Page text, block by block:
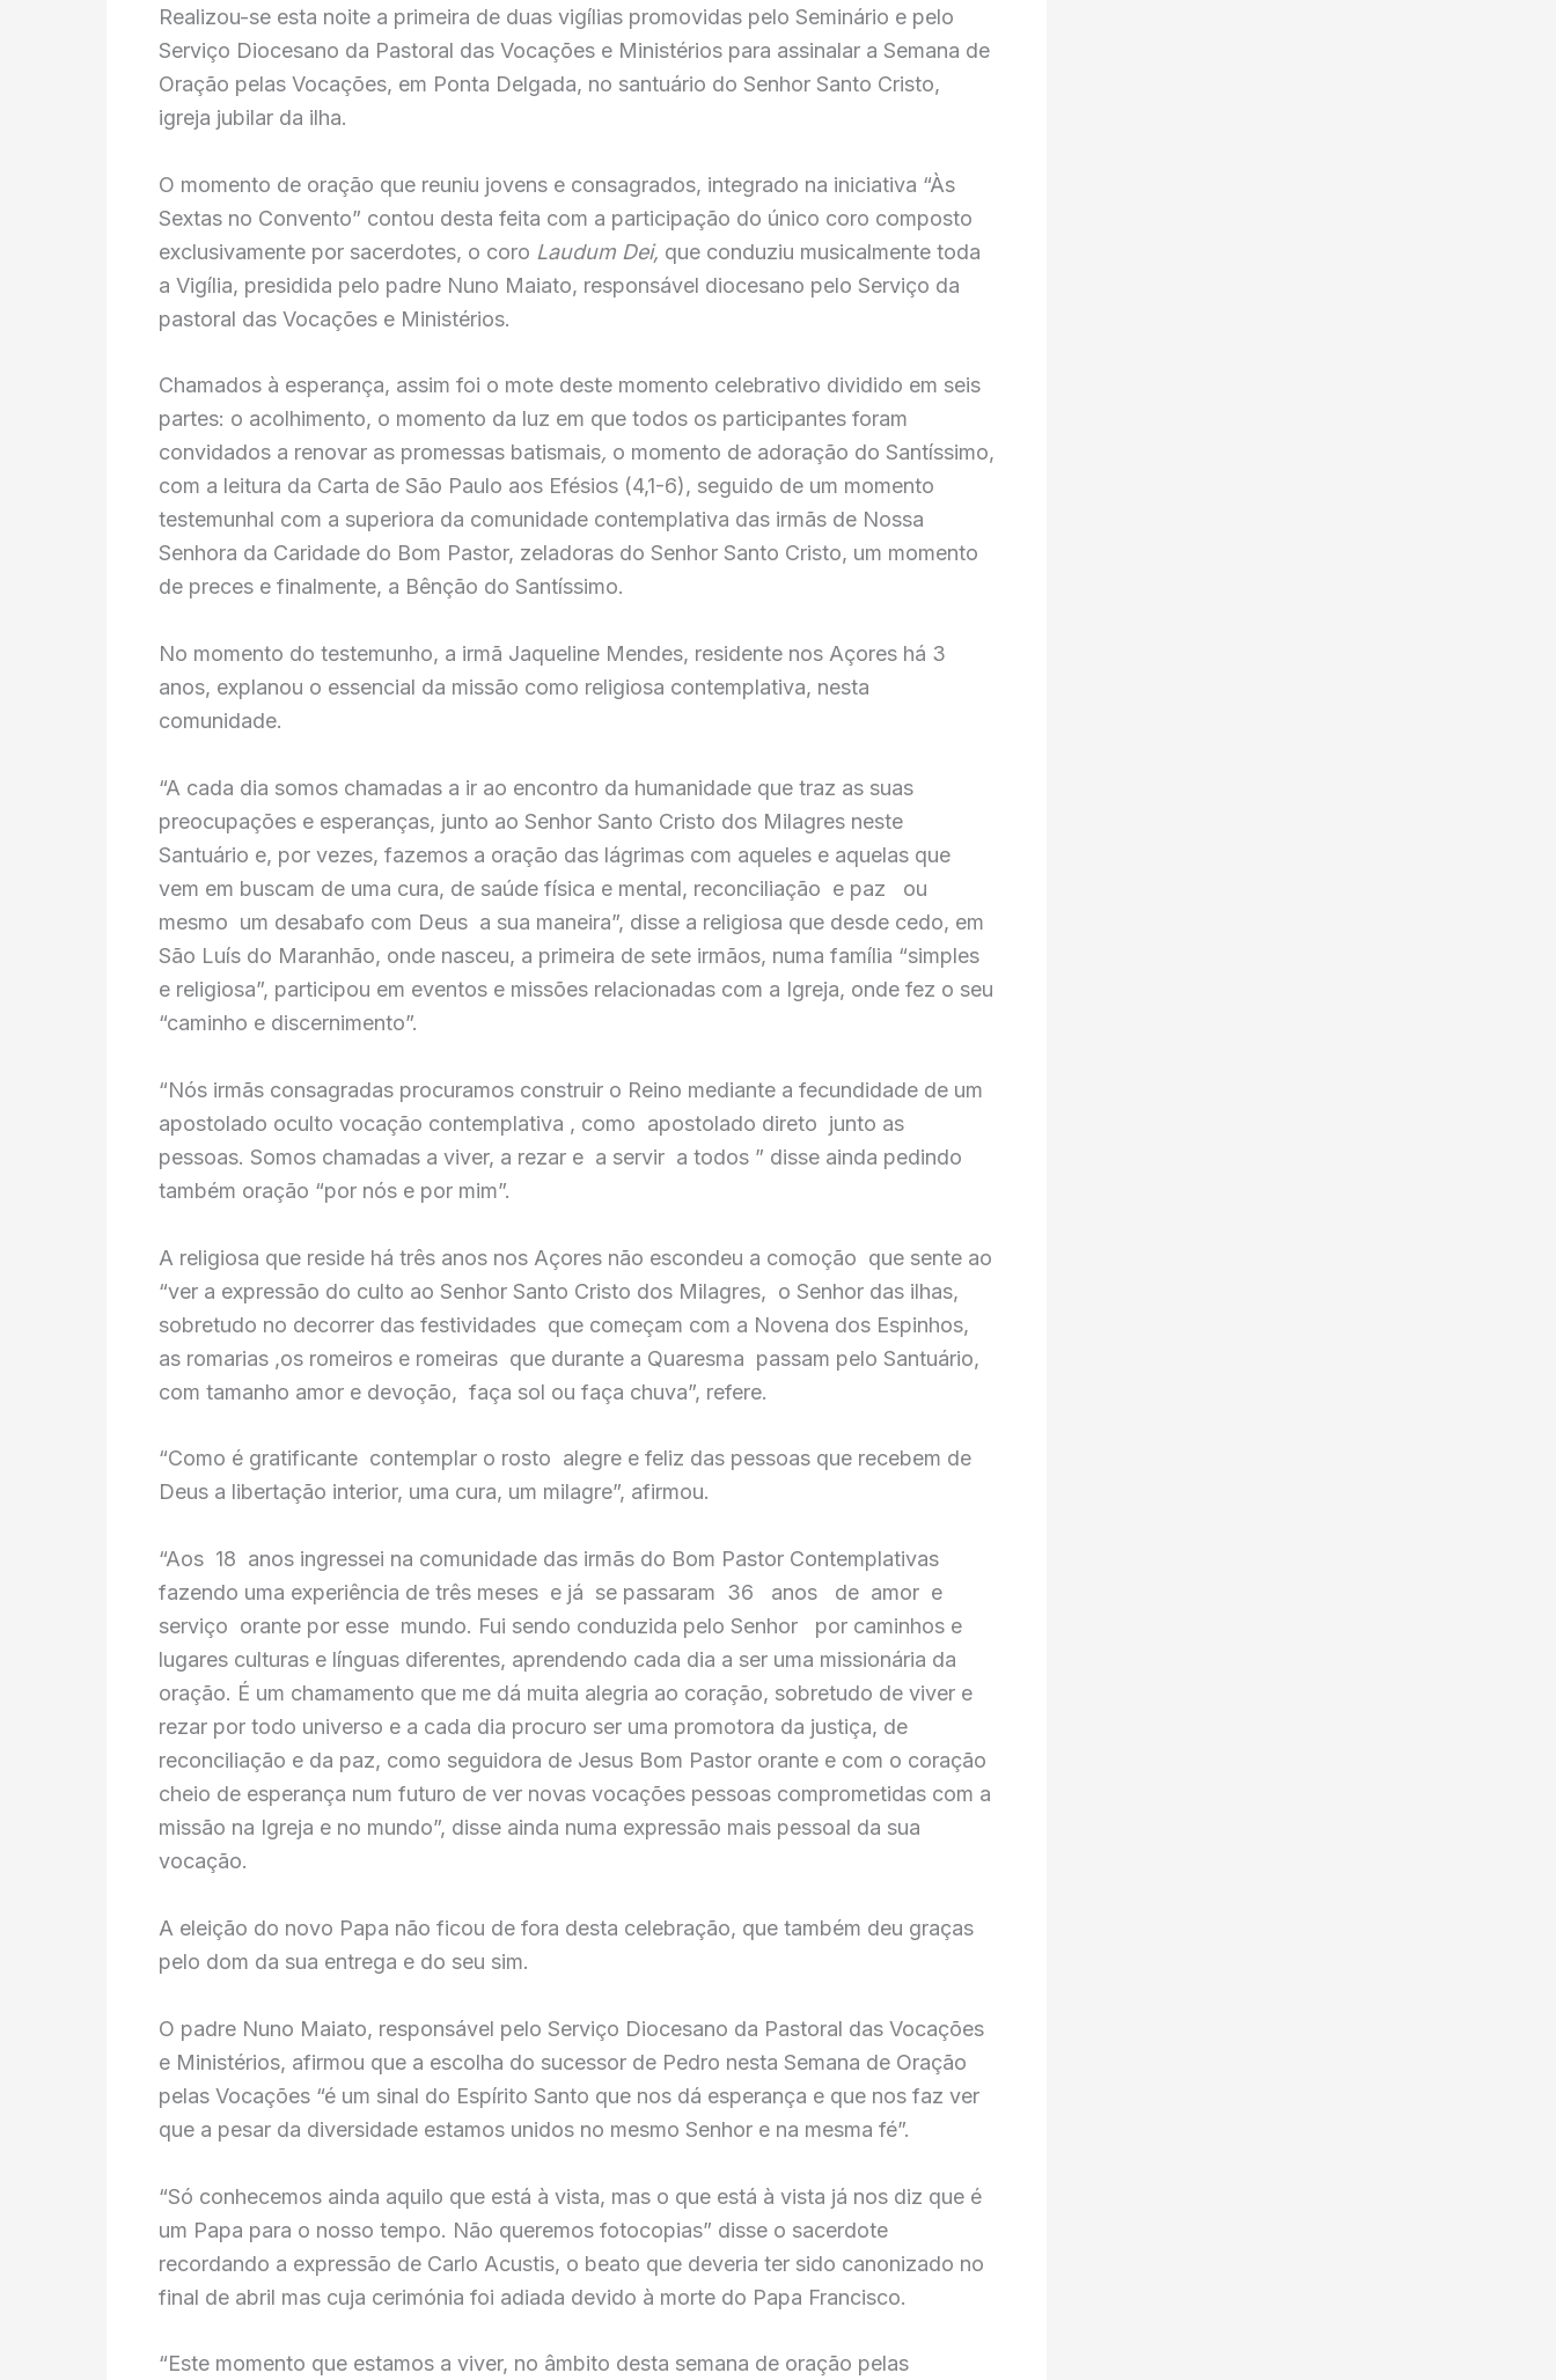
Realizou-se esta noite a primeira de duas vigílias promovidas pelo Seminário e pelo
Serviço Diocesano da Pastoral das Vocações e Ministérios para assinalar a Semana de
Oração pelas Vocações, em Ponta Delgada, no santuário do Senhor Santo Cristo,
igreja jubilar da ilha.
O momento de oração que reuniu jovens e consagrados, integrado na iniciativa “Às
Sextas no Convento” contou desta feita com a participação do único coro composto
exclusivamente por sacerdotes, o coro Laudum Dei, que conduziu musicalmente toda
a Vigília, presidida pelo padre Nuno Maiato, responsável diocesano pelo Serviço da
pastoral das Vocações e Ministérios.
Chamados à esperança, assim foi o mote deste momento celebrativo dividido em seis
partes: o acolhimento, o momento da luz em que todos os participantes foram
convidados a renovar as promessas batismais, o momento de adoração do Santíssimo,
com a leitura da Carta de São Paulo aos Efésios (4,1-6), seguido de um momento
testemunhal com a superiora da comunidade contemplativa das irmãs de Nossa
Senhora da Caridade do Bom Pastor, zeladoras do Senhor Santo Cristo, um momento
de preces e finalmente, a Bênção do Santíssimo.
No momento do testemunho, a irmã Jaqueline Mendes, residente nos Açores há 3
anos, explanou o essencial da missão como religiosa contemplativa, nesta
comunidade.
“A cada dia somos chamadas a ir ao encontro da humanidade que traz as suas
preocupações e esperanças, junto ao Senhor Santo Cristo dos Milagres neste
Santuário e, por vezes, fazemos a oração das lágrimas com aqueles e aquelas que
vem em buscam de uma cura, de saúde física e mental, reconciliação e paz ou
mesmo um desabafo com Deus a sua maneira”, disse a religiosa que desde cedo, em
São Luís do Maranhão, onde nasceu, a primeira de sete irmãos, numa família “simples
e religiosa”, participou em eventos e missões relacionadas com a Igreja, onde fez o seu
“caminho e discernimento”.
“Nós irmãs consagradas procuramos construir o Reino mediante a fecundidade de um
apostolado oculto vocação contemplativa , como apostolado direto junto as
pessoas. Somos chamadas a viver, a rezar e a servir a todos ” disse ainda pedindo
também oração “por nós e por mim”.
A religiosa que reside há três anos nos Açores não escondeu a comoção que sente ao
“ver a expressão do culto ao Senhor Santo Cristo dos Milagres, o Senhor das ilhas,
sobretudo no decorrer das festividades que começam com a Novena dos Espinhos,
as romarias ,os romeiros e romeiras que durante a Quaresma passam pelo Santuário,
com tamanho amor e devoção, faça sol ou faça chuva”, refere.
“Como é gratificante contemplar o rosto alegre e feliz das pessoas que recebem de
Deus a libertação interior, uma cura, um milagre”, afirmou.
“Aos 18 anos ingressei na comunidade das irmãs do Bom Pastor Contemplativas
fazendo uma experiência de três meses e já se passaram 36 anos de amor e
serviço orante por esse mundo. Fui sendo conduzida pelo Senhor por caminhos e
lugares culturas e línguas diferentes, aprendendo cada dia a ser uma missionária da
oração. É um chamamento que me dá muita alegria ao coração, sobretudo de viver e
rezar por todo universo e a cada dia procuro ser uma promotora da justiça, de
reconciliação e da paz, como seguidora de Jesus Bom Pastor orante e com o coração
cheio de esperança num futuro de ver novas vocações pessoas comprometidas com a
missão na Igreja e no mundo”, disse ainda numa expressão mais pessoal da sua
vocação.
A eleição do novo Papa não ficou de fora desta celebração, que também deu graças
pelo dom da sua entrega e do seu sim.
O padre Nuno Maiato, responsável pelo Serviço Diocesano da Pastoral das Vocações
e Ministérios, afirmou que a escolha do sucessor de Pedro nesta Semana de Oração
pelas Vocações “é um sinal do Espírito Santo que nos dá esperança e que nos faz ver
que a pesar da diversidade estamos unidos no mesmo Senhor e na mesma fé”.
“Só conhecemos ainda aquilo que está à vista, mas o que está à vista já nos diz que é
um Papa para o nosso tempo. Não queremos fotocopias” disse o sacerdote
recordando a expressão de Carlo Acustis, o beato que deveria ter sido canonizado no
final de abril mas cuja cerimónia foi adiada devido à morte do Papa Francisco.
“Este momento que estamos a viver, no âmbito desta semana de oração pelas